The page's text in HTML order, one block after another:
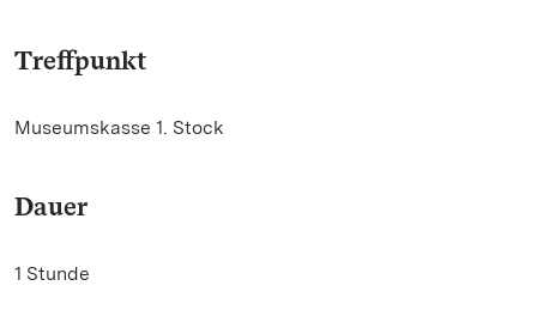
Treffpunkt
Museumskasse 1. Stock
Dauer
1 Stunde